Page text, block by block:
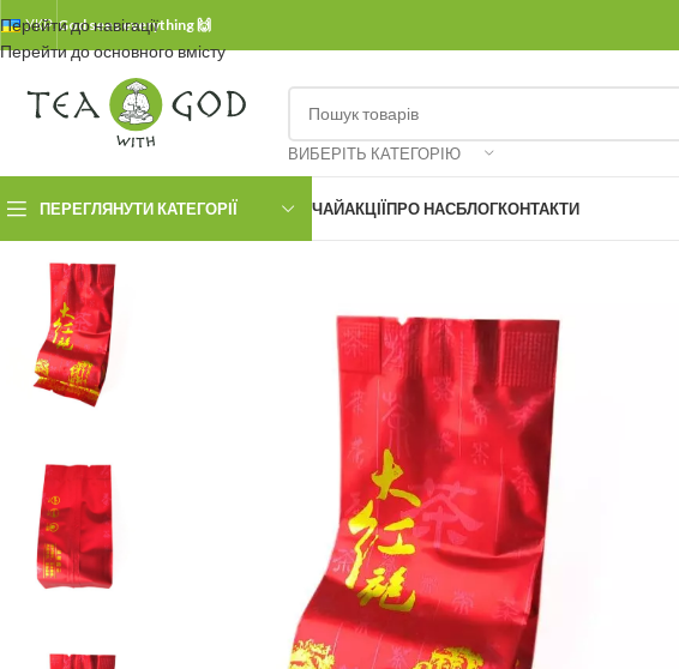
Перейти до навігації
Перейти до основного вмісту
УКР.God sees everything 🙌
ВИБЕРІТЬ КАТЕГОРІЮ
ПЕРЕГЛЯНУТИ КАТЕГОРІЇ ЧАЙАКЦІЇПРО НАСБЛОГКОНТАКТИ